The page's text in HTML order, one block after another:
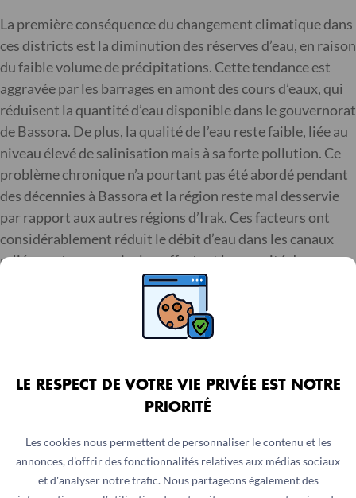
LE RESPECT DE VOTRE VIE PRIVÉE EST NOTRE
PRIORITÉ
Les cookies nous permettent de personnaliser le contenu et les
annonces, d'offrir des fonctionnalités relatives aux médias sociaux
et d'analyser notre trafic. Nous partageons également des
La première conséquence du changement climatique dans
ces districts est la diminution des réserves d’eau, en raison
du faible volume de précipitations. Cette tendance est
aggravée par les barrages en amont des cours d’eaux, qui
réduisent la quantité d’eau disponible dans le gouvernorat
de Bassora. De plus, la qualité de l’eau reste faible, liée au
niveau élevé de salinisation mais à sa forte pollution. Ce
problème chronique n’a pourtant pas été abordé pendant
des décennies à Bassora et la région reste mal desservie
par rapport aux autres régions d’Irak. Ces facteurs ont
considérablement réduit le débit d’eau dans les canaux
reliés aux terres agricoles, affectant la capacité des
agriculteurs à poursuivre leurs activités. La réduction
drastique de l’espace agricole est encore aggravée par
l’état désastreux des canaux d’irrigation, pouvant générer
Par ailleurs, l’utilisation récurrente de pesticides et
d’engrais non naturels en grandes quantités a vidé la terre
faibles rendements et une baisse de la qualité de la
production. Les agriculteurs sont confrontés à des
menaces croissantes – telles que la sécheresse récurrente,